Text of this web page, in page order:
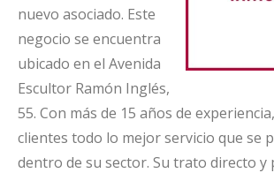
nuevo asociado. Este
negocio se encuentra
ubicado en el Avenida
Escultor Ramón Inglés,
55. Con más de 15 años de
clientes todo lo mejor servicio que se
dentro de su sector. Su trato directo y